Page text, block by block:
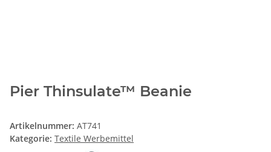
Pier Thinsulate™ Beanie
Artikelnummer: AT741
Kategorie: Textile Werbemittel